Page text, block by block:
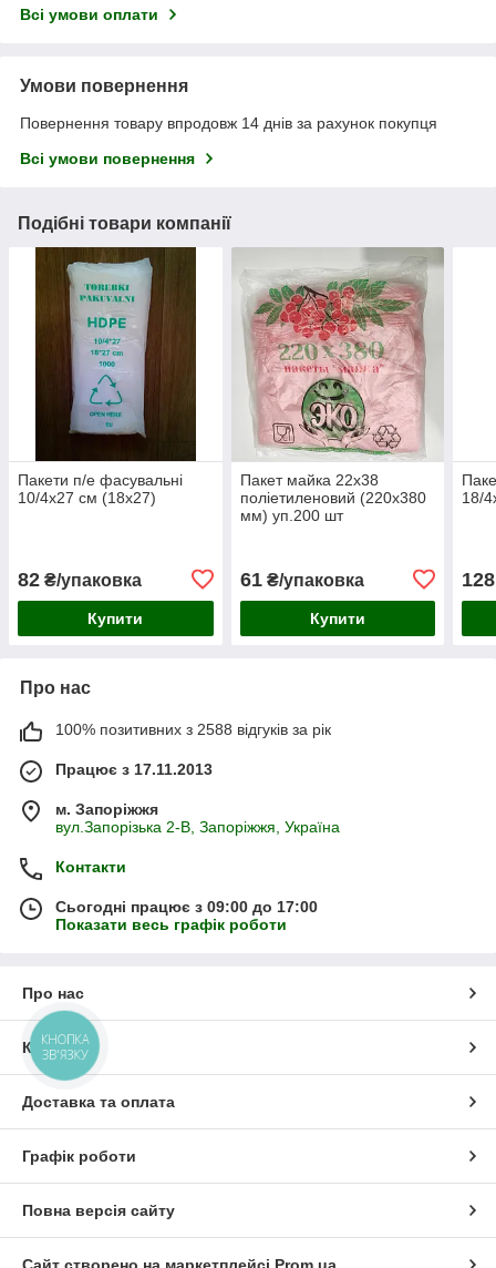
Всі умови оплати
Умови повернення
Повернення товару впродовж 14 днів за рахунок покупця
Всі умови повернення
Подібні товари компанії
Пакети п/е фасувальні
10/4х27 см (18х27)
82 ₴/упаковка
Купити
Пакет майка 22x38
поліетиленовий (220х380
мм) уп.200 шт
61₴/упаковка
Купити
18/
128
Про нас
100% позитивних з 2588 відгуків за рік
Працює з 17.11.2013
м. Запоріжжя
вул.Запорізька 2-В, Запоріжжя, Україна
Контакти
Сьогодні працює з 09:00 до 17:00
Показати весь графік роботи
Про нас
Контакти
Доставка та оплата
Графік роботи
Повна версія сайту
КНОПКА
ЗВ'ЯЗКУ